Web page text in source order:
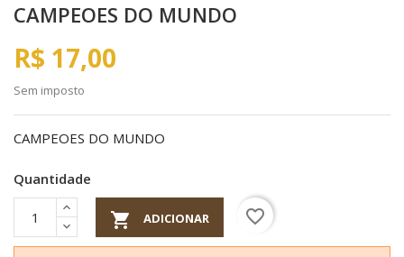
CAMPEOES DO MUNDO
R$ 17,00
Sem imposto
CAMPEOES DO MUNDO
Quantidade
 ADICIONAR favorite_border